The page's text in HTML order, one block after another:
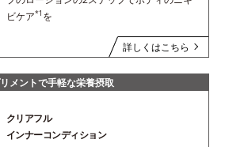
ビケア*1 を
詳しくはこちら
メントで手軽な栄養摂取
クリアフル
インナーコンディション